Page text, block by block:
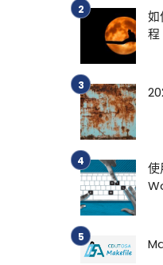
如
程
使